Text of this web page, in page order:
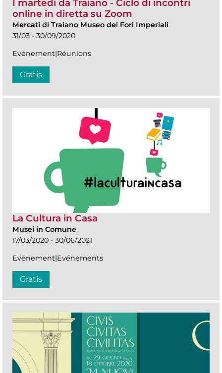
I martedì da Traiano - Ciclo di incontri
online in diretta su Zoom
Mercati di Traiano Museo dei Fori Imperiali
31/03 - 30/09/2020
Evénement|Réunions
Gratis
La Cultura in Casa
Musei in Comune
17/03/2020 - 30/06/2021
Evénement|Evénements
Gratis